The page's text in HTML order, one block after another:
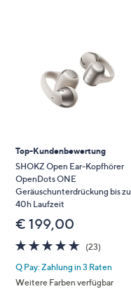
um
diese
anzuzeigen.
Top-Kundenbewertung
SHOKZ Open Ear-Kopfhörer
OpenDots ONE
Geräuschunterdrückung bis zu
40h Laufzeit
€ 199,00
4.7
von
5
(23)23
Q Pay: Zahlung in 3 Raten
Weitere Farben verfügbar